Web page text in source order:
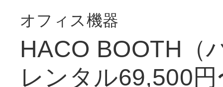
オフィス機器
HACO BOOTH（
レンタル69,500